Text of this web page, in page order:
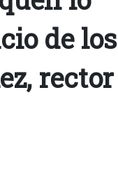
de los
rector